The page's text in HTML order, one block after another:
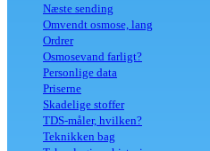
Næste sending
Omvendt osmose, lang
Ordrer
Osmosevand farligt?
Personlige data
Priserne
Skadelige stoffer
TDS-måler, hvilken?
Teknikken bag